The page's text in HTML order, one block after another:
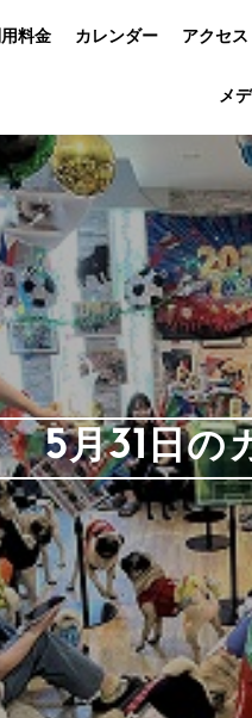
料金 カレンダー アクセス
メ
5月31日の